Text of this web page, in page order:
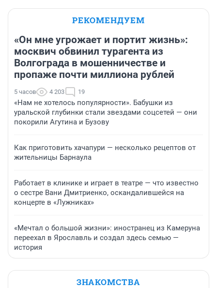
РЕКОМЕНДУЕМ
«Он мне угрожает и портит жизнь»:
москвич обвинил турагента из
Волгограда в мошенничестве и
пропаже почти миллиона рублей
5 часов 4 203 19
«Нам не хотелось популярности». Бабушки из
уральской глубинки стали звездами соцсетей — они
покорили Агутина и Бузову
Как приготовить хачапури — несколько рецептов от
жительницы Барнаула
Работает в клинике и играет в театре — что известно
о сестре Вани Дмитриенко, оскандалившейся на
концерте в «Лужниках»
«Мечтал о большой жизни»: иностранец из Камеруна
переехал в Ярославль и создал здесь семью —
история
ЗНАКОМСТВА